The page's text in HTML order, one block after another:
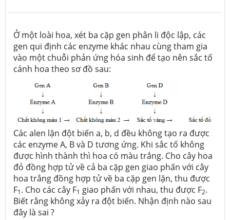
Ở một loài hoa, xét ba cặp gen phân li độc lập, các
gen qui định các enzyme khác nhau cùng tham gia
vào một chuỗi phản ứng hóa sinh để tạo nên sắc tố
cánh hoa theo sơ đồ sau:
Các alen lặn đột biến a, b, d đều không tạo ra được
các enzyme A, B và D tương ứng. Khi sắc tố không
được hình thành thì hoa có màu trắng. Cho cây hoa
đỏ đồng hợp tử về cả ba cặp gen giao phấn với cây
hoa trắng đồng hợp tử về ba cặp gen lặn, thu được
F1. Cho các cây F1 giao phấn với nhau, thu được F2.
Biết rằng không xảy ra đột biến. Nhận định nào sau
đây là sai ?